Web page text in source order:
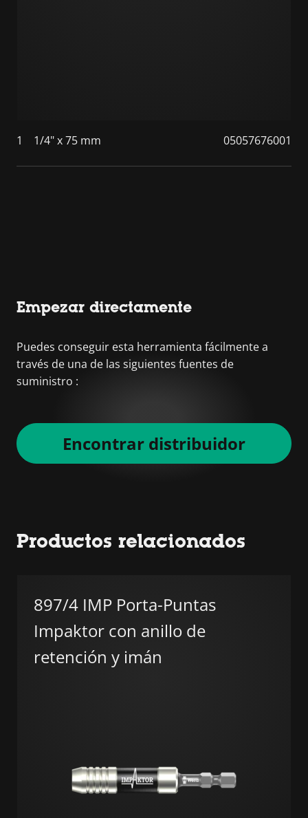
1 1/4" x 75 mm 05057676001
Empezar directamente
Puedes conseguir esta herramienta fácilmente a
través de una de las siguientes fuentes de
suministro :
Encontrar distribuidor
Productos relacionados
897/4 IMP Porta-Puntas
Impaktor con anillo de
retención y imán